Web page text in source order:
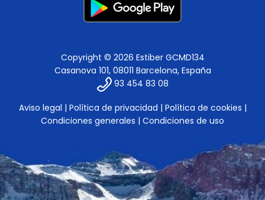
Copyright © 2026 Estiber GCMD134
Casanova 101, 08011 Barcelona, España
93 454 83 08
Aviso legal | Política de privacidad | Política de cookies |
Condiciones generales | Condiciones de uso